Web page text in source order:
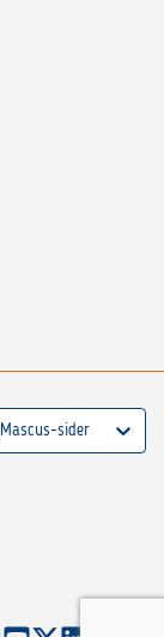
Mascus-sider